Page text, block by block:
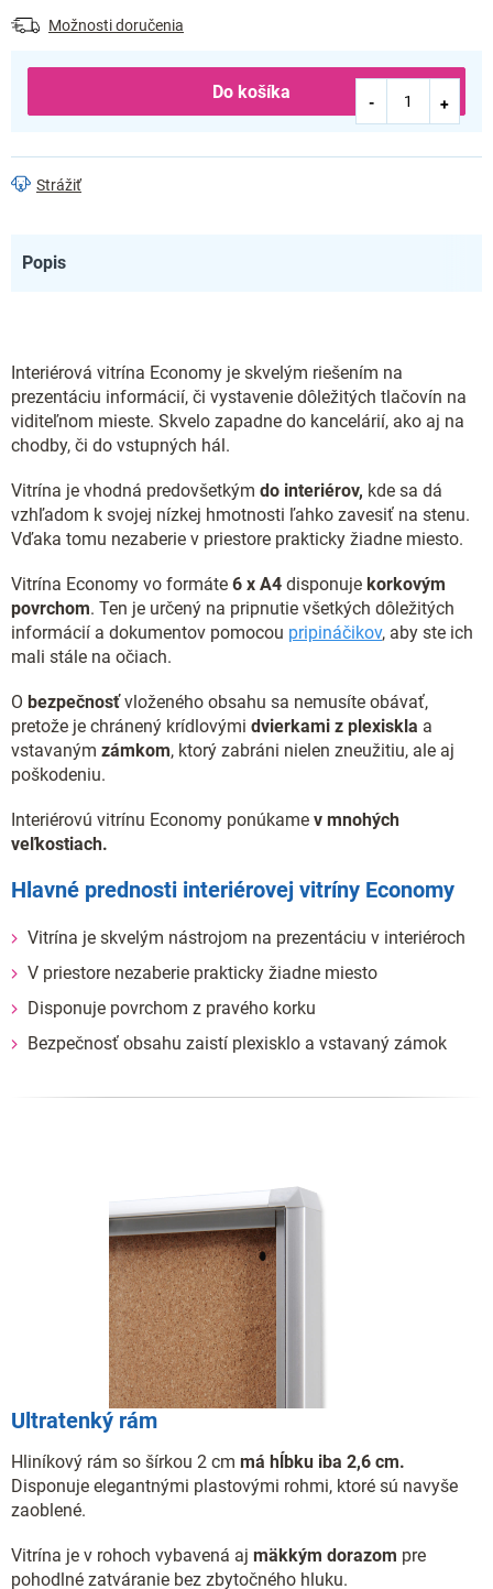
Možnosti doručenia
Do košíka
Strážiť
Popis
Interiérová vitrína Economy je skvelým riešením na
prezentáciu informácií, či vystavenie dôležitých tlačovín na
viditeľnom mieste. Skvelo zapadne do kancelárií, ako aj na
chodby, či do vstupných hál.
Vitrína je vhodná predovšetkým do interiérov, kde sa dá
vzhľadom k svojej nízkej hmotnosti ľahko zavesiť na stenu.
Vďaka tomu nezaberie v priestore prakticky žiadne miesto.
Vitrína Economy vo formáte 6 x A4 disponuje korkovým
povrchom. Ten je určený na pripnutie všetkých dôležitých
informácií a dokumentov pomocou pripináčikov, aby ste ich
mali stále na očiach.
O bezpečnosťvloženého obsahu sa nemusíte obávať,
pretože je chránený krídlovými dvierkami z plexiskla a
vstavaným zámkom, ktorý zabráni nielen zneužitiu, ale aj
poškodeniu.
Interiérovú vitrínu Economy ponúkame v mnohých
veľkostiach.
Hlavné prednosti interiérovej vitríny Economy
Vitrína je skvelým nástrojom na prezentáciu v interiéroch
V priestore nezaberie prakticky žiadne miesto
Disponuje povrchom z pravého korku
Bezpečnosť obsahu zaistí plexisklo a vstavaný zámok
Ultratenký rám
Hliníkový rám so šírkou 2 cm má hĺbku iba 2,6 cm.
Disponuje elegantnými plastovými rohmi, ktoré sú navyše
zaoblené.
Vitrína je v rohoch vybavená aj mäkkým dorazom pre
pohodlné zatváranie bez zbytočného hluku.